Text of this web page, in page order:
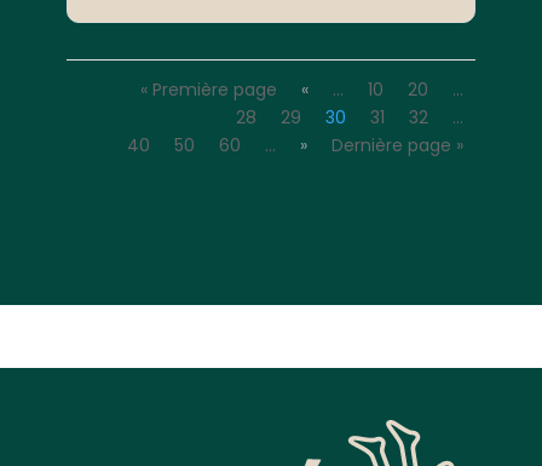
« Première page « … 10 20
…
28
29 30 31 32
…
40
50 60 … » Dernière page »